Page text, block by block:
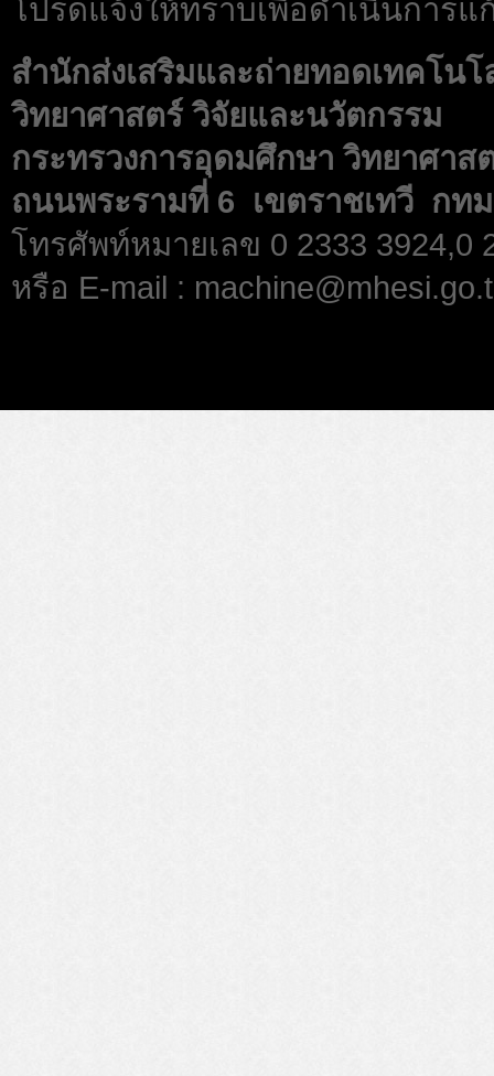
โปรดแจ้งให้ทราบเพื่อดำเนินการ
สำนักส่งเสริมและถ่ายทอดเทคโน
วิทยาศาสตร์ วิจัยและนวัตกรรม
กระทรวงการอุดมศึกษา วิทยาศาส
ถนนพระรามที่ 6 เขตราชเทวี กทม
โทรศัพท์หมายเลข 0 2333 3924,0
หรือ E-mail :